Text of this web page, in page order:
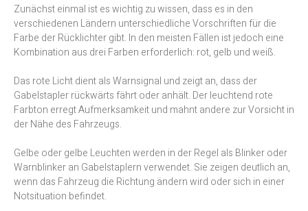
Zunächst einmal ist es wichtig zu wissen, dass es in den
verschiedenen Ländern unterschiedliche Vorschriften für die
Farbe der Rücklichter gibt. In den meisten Fällen ist jedoch eine
Kombination aus drei Farben erforderlich: rot, gelb und weiß.
Das rote Licht dient als Warnsignal und zeigt an, dass der
Gabelstapler rückwärts fährt oder anhält. Der leuchtend rote
Farbton erregt Aufmerksamkeit und mahnt andere zur Vorsicht in
der Nähe des Fahrzeugs.
Gelbe oder gelbe Leuchten werden in der Regel als Blinker oder
Warnblinker an Gabelstaplern verwendet. Sie zeigen deutlich an,
wenn das Fahrzeug die Richtung ändern wird oder sich in einer
Notsituation befindet.